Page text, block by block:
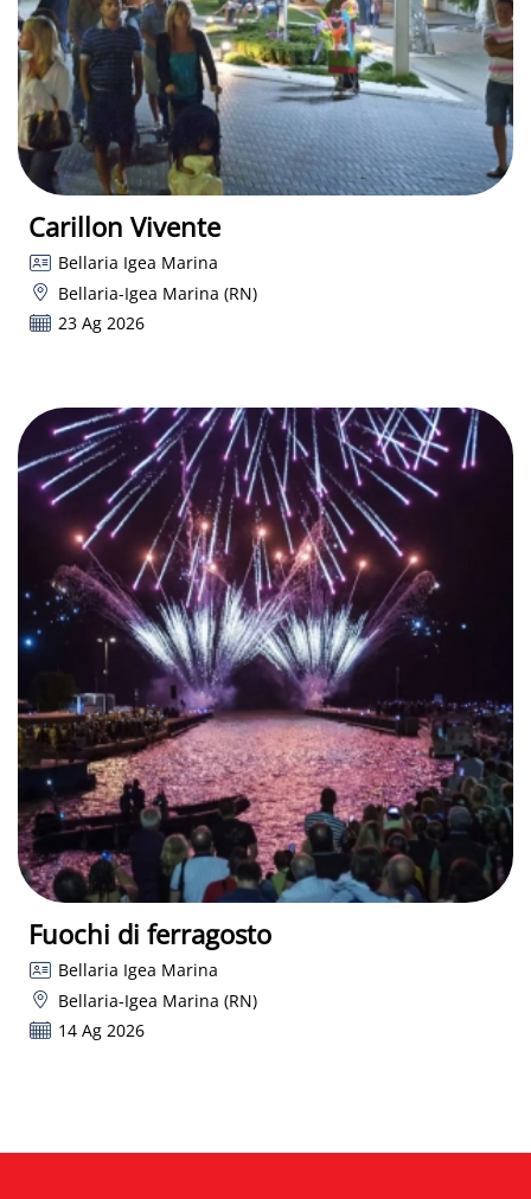
Carillon Vivente
Bellaria Igea Marina
Bellaria-Igea Marina (RN)
23 Ag 2026
Fuochi di ferragosto
Bellaria Igea Marina
Bellaria-Igea Marina (RN)
14 Ag 2026